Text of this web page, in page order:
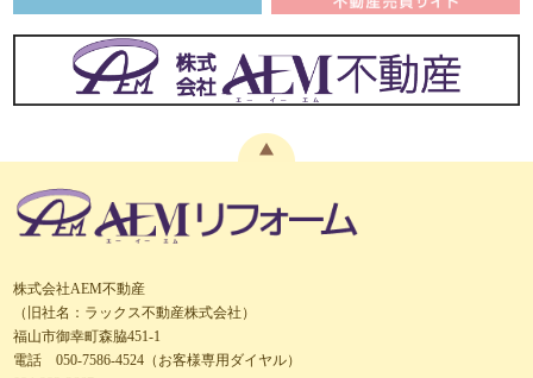
株式会社AEM不動産
（旧社名：ラックス不動産株式会社）
福山市御幸町森脇451-1
電話 050-7586-4524（お客様専用ダイヤル）